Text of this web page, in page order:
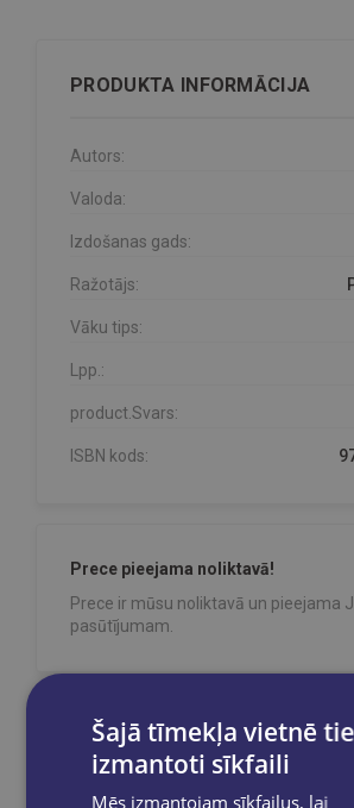
PRODUKTA INFORMĀCIJA
Autors:
Valoda:
Izdošanas gads:
Ražotājs:
Vāku tips:
Lpp.:
product.Svars:
ISBN kods:
Prece pieejama noliktavā!
Prece ir mūsu noliktavā un pieejama
pasūtījumam.
Reģistrējies un saņem 10%
cenas precēm.
Pasūtījumu apstrāde notiek
Šajā tīmekļa vietnē
izmantoti sīkfaili
Mēs izmantojam sīkfailus, lai